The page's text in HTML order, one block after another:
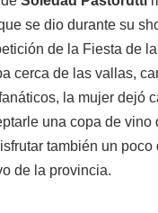
se dio durante su
de la Fiesta de
cerca de las vallas,
la mujer dejó
una copa de vino
también un poco
de la provincia.